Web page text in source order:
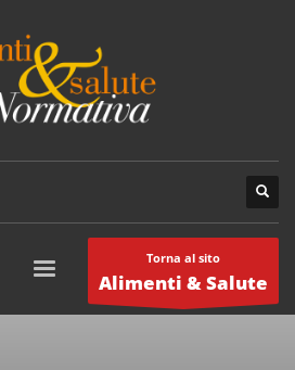
Torna al sito
Alimenti & Salute